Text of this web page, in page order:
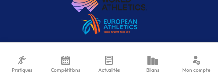
Pratiques Compétitions Actualités Bilans Mon compte